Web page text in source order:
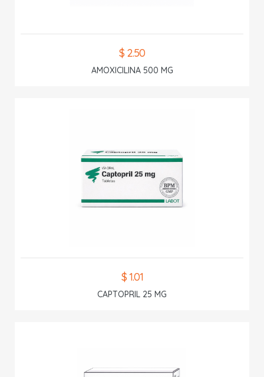
$ 2.50
AMOXICILINA 500 MG
$ 1.01
CAPTOPRIL 25 MG